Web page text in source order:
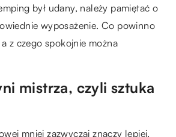
był udany, należy pamiętać o
wyposażenie. Co powinno
z czego spokojnie można
mistrza, czyli sztuka
mniej zazwyczaj znaczy lepiej.